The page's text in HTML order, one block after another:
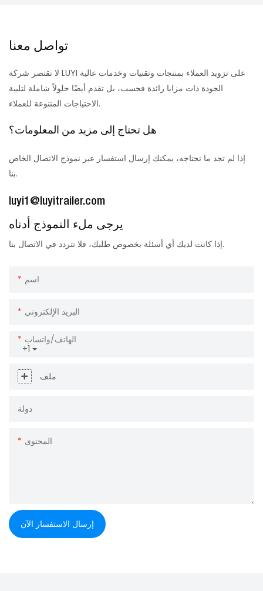
تواصل معنا
لا تقتصر شركة LUYI على تزويد العملاء بمنتجات وتقنيات وخدمات عالية
الجودة ذات مزايا رائدة فحسب، بل تقدم أيضًا حلولاً شاملة لتلبية
الاحتياجات المتنوعة للعملاء.
هل تحتاج إلى مزيد من المعلومات؟
إذا لم تجد ما تحتاجه، يمكنك إرسال استفسار عبر نموذج الاتصال الخاص
بنا.
luyi1@luyitrailer.com
يرجى ملء النموذج أدناه
إذا كانت لديك أي أسئلة بخصوص طلبك، فلا تتردد في الاتصال بنا.
اسم
البريد الإلكتروني
+1
الهاتف/واتساب
ملف
دولة
المحتوى
إرسال الاستفسار الآن